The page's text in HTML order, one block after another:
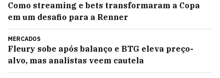
Como streaming e bets transformaram a Copa
em um desafio para a Renner
MERCADOS
Fleury sobe após balanço e BTG eleva preço-
alvo, mas analistas veem cautela